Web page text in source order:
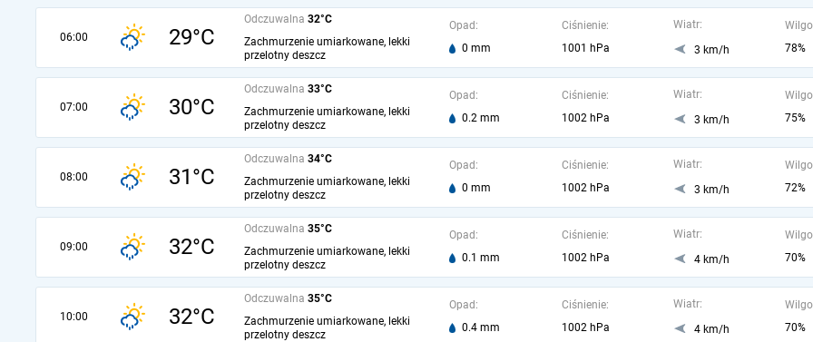
06:00 29°C
Odczuwalna 32°C
Zachmurzenie umiarkowane, lekki
przelotny deszcz
Opad:
0 mm
Ciśnienie:
1001 hPa
Wiatr:
3 km/h
78%
07:00 30°C
Odczuwalna 33°C
Zachmurzenie umiarkowane, lekki
przelotny deszcz
Opad:
0.2 mm
Ciśnienie:
1002 hPa
Wiatr:
3 km/h
75%
08:00 31°C
Odczuwalna 34°C
Zachmurzenie umiarkowane, lekki
przelotny deszcz
Opad:
0 mm
Ciśnienie:
1002 hPa
Wiatr:
3 km/h
72%
09:00 32°C
Odczuwalna 35°C
Zachmurzenie umiarkowane, lekki
przelotny deszcz
Opad:
0.1 mm
Ciśnienie:
1002 hPa
Wiatr:
4 km/h
70%
10:00 32°C
Odczuwalna 35°C
Zachmurzenie umiarkowane, lekki
przelotny deszcz
Opad:
0.4 mm
Ciśnienie:
1002 hPa
Wiatr:
4 km/h
70%